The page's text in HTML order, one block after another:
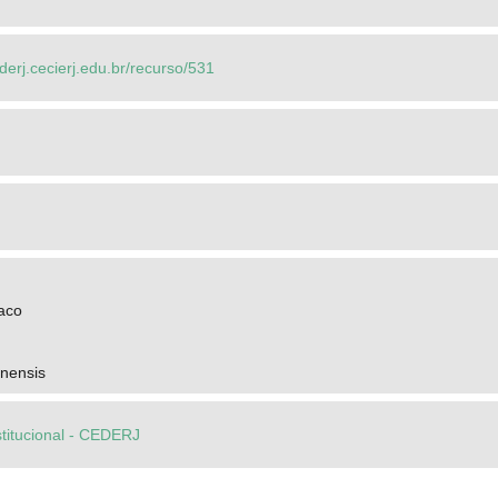
recurso/531
- CEDERJ